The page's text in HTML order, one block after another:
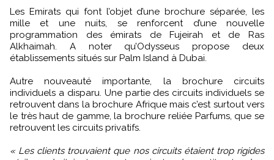
Les Emirats qui font l’objet d’une brochure séparée, les
mille et une nuits, se renforcent d’une nouvelle
programmation des émirats de Fujeirah et de Ras
Alkhaimah. A noter qu’Odysseus propose deux
établissements situés sur Palm Island à Dubai.
Autre nouveauté importante, la brochure circuits
individuels a disparu. Une partie des circuits individuels se
retrouvent dans la brochure Afrique mais c’est surtout vers
le très haut de gamme, la brochure reliée Parfums, que se
retrouvent les circuits privatifs.
« Les clients trouvaient que nos circuits étaient trop rigides